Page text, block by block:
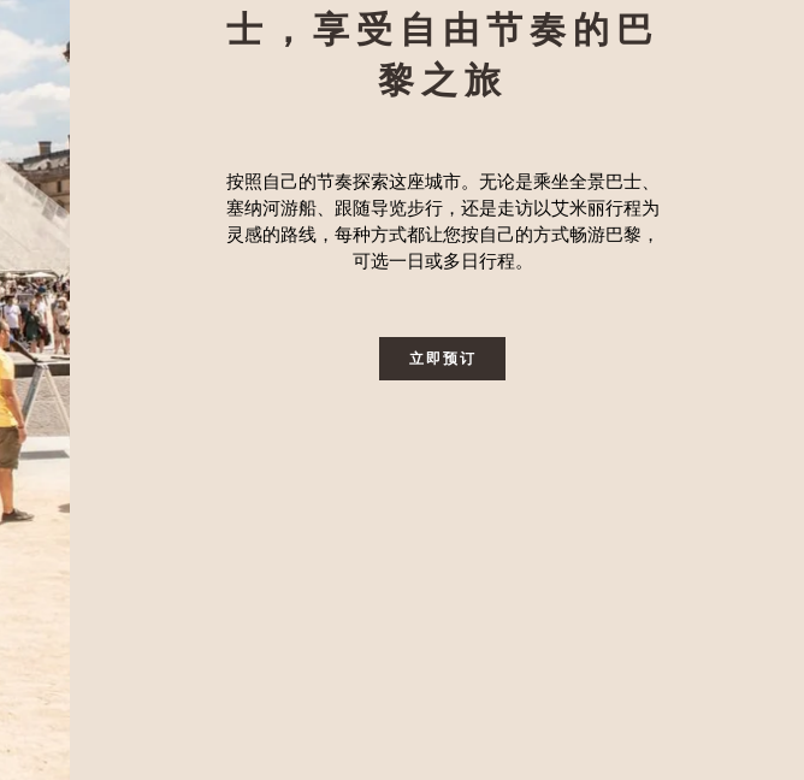
士， 享受自由节奏的巴
黎之旅
按照自己的节奏探索这座城市。无论是乘坐全景巴士、
塞纳河游船、跟随导览步行，还是走访以艾米丽行程为
灵感的路线，每种方式都让您按自己的方式畅游巴黎，
可选一日或多日行程。
立即预订